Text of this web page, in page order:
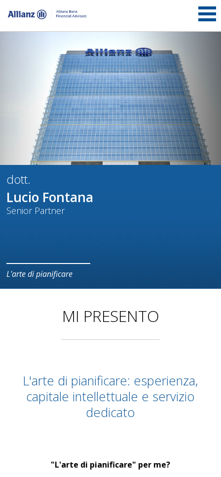
dott.
Lucio Fontana
Senior Partner
L'arte di pianificare
MI PRESENTO
L'arte di pianificare: esperienza,
capitale intellettuale e servizio
dedicato
"L'arte di pianificare" per me?